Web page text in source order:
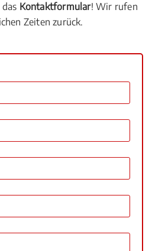
Kontaktformular! Wir rufen
Zeiten zurück.